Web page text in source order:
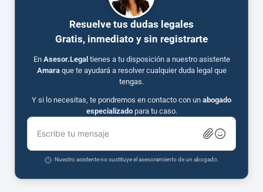
Resuelve tus dudas legales
Gratis, inmediato y sin registrarte
En Asesor.Legal tienes a tu disposición a nuestro asistente
Amaraque te ayudará a resolver cualquier duda legal que
tengas.
Y si lo necesitas, te pondremos en contacto con un abogado
especializadopara tu caso.
Escribe tu mensaje
Nuestro asistente no sustituye el asesoramiento de un abogado.